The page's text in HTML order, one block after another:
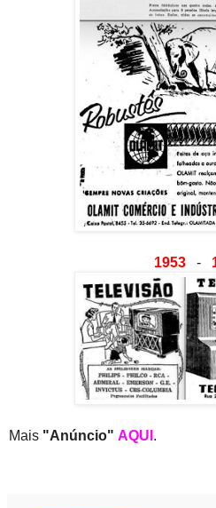
1953 -
Mais "Anúncio" AQUI .